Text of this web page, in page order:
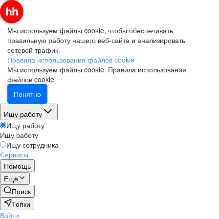
Мы используем файлы cookie, чтобы обеспечивать
правильную работу нашего веб-сайта и анализировать
сетевой трафик.
Правила использования файлов cookie
Мы используем файлы cookie. Правила использования
файлов cookie
Понятно
Ищу работу
Ищу работу
Ищу работу
Ищу сотрудника
Сервисы
Помощь
Ещё
Поиск
Топки
Войти